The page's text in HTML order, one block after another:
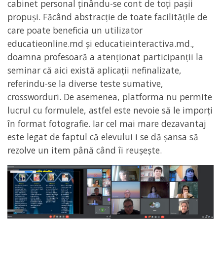
cabinet personal ținându-se cont de toți pașii
propuși. Făcând abstracție de toate facilitățile de
care poate beneficia un utilizator
educatieonline.md și educatieinteractiva.md.,
doamna profesoară a atenționat participanții la
seminar că aici există aplicații nefinalizate,
referindu-se la diverse teste sumative,
crossworduri. De asemenea, platforma nu permite
lucrul cu formulele, astfel este nevoie să le imporți
în format fotografie. Iar cel mai mare dezavantaj
este legat de faptul că elevului i se dă șansa să
rezolve un item până când îi reușește.